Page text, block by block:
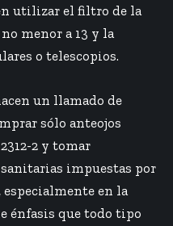
utilizar el filtro de la
menor a 13 y la
o telescopios.
un llamado de
sólo anteojos
2 y tomar
impuestas por
especialmente en la
énfasis que todo tipo